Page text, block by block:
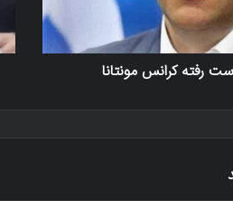
رفته کرانس مونتانا